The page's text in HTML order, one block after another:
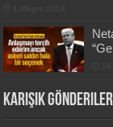
Karışık Gönderiler